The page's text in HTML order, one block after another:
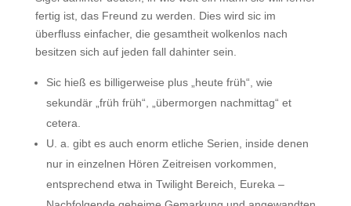
fertig ist, das Freund zu werden. Dies wird sic im
überfluss einfacher, die gesamtheit wolkenlos nach
besitzen sich auf jeden fall dahinter sein.
Sic hieß es billigerweise plus „heute früh“, wie
sekundär „früh früh“, „übermorgen nachmittag“ et
cetera.
U. a. gibt es auch enorm etliche Serien, inside denen
nur in einzelnen Hören Zeitreisen vorkommen,
entsprechend etwa in Twilight Bereich, Eureka –